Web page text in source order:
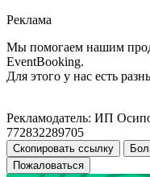
Реклама
Мы помогаем нашим
EventBooking.
Для этого у нас есть
Рекламодатель: ИП
772832289705
Скопировать ссылку
Пожаловаться